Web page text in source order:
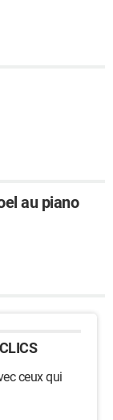
au piano
ceux qui